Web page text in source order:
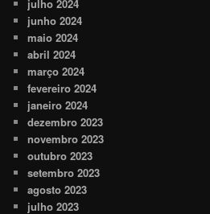
julho 2024
junho 2024
maio 2024
abril 2024
março 2024
fevereiro 2024
janeiro 2024
dezembro 2023
novembro 2023
outubro 2023
setembro 2023
agosto 2023
julho 2023